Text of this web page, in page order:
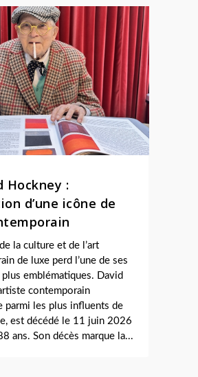
Hockney :
d’une icône de
la culture et de l’art
de luxe perd l’une de ses
emblématiques. David
contemporain
parmi les plus influents de
est décédé le 11 juin 2026
ans. Son décès marque la...